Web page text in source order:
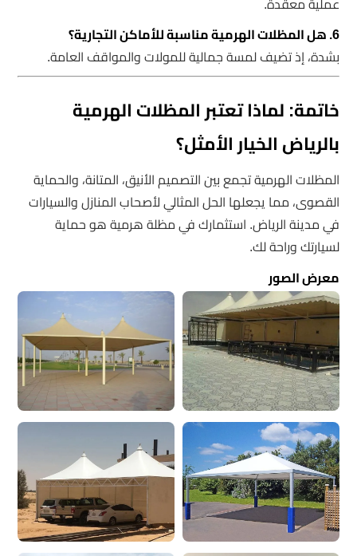
6. هل المظلات الهرمية مناسبة للأماكن التجارية؟
بشدة، إذ تضيف لمسة جمالية للمولات والمواقف العامة.
خاتمة: لماذا تعتبر المظلات الهرمية
بالرياض الخيار الأمثل؟
المظلات الهرمية تجمع بين التصميم الأنيق، المتانة، والحماية
القصوى، مما يجعلها الحل المثالي لأصحاب المنازل والسيارات
في مدينة الرياض. استثمارك في مظلة هرمية هو حماية
لسيارتك وراحة لك.
معرض الصور